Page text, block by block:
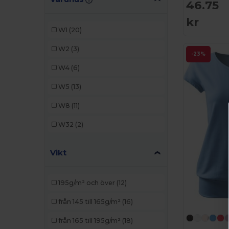
Rimeck
W1 (20)
W2 (3)
W4 (6)
W5 (13)
W8 (11)
W32 (2)
Vikt
195g/m² och över (12)
från 145 till 165g/m² (16)
från 165 till 195g/m² (18)
46.75
kr
-23%